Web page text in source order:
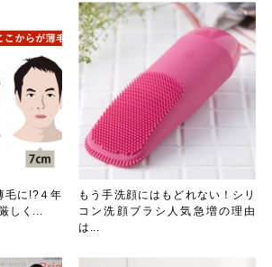
毛に!?４年
しく...
もう手洗顔にはもどれない！シリ
コン洗顔ブラシ人気急増の理由
は...